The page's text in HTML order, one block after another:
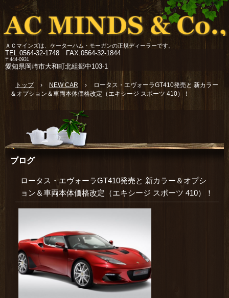
ＡＣマインズは、ケーターハム・モーガンの正規ディーラーです。
TEL.0564-32-1748 FAX.0564-32-1844
〒444-0931
愛知県岡崎市大和町北組郷中103-1
トップ › NEW CAR ›
ロータス・エヴォーラGT410発売と 新カラー
＆オプション＆車両本体価格改定（エキシージ スポーツ 410）！
ブログ
ロータス・エヴォーラGT410発売と 新カラー＆オプシ
ョン＆車両本体価格改定（エキシージ スポーツ 410）！